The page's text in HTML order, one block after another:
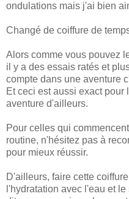
ondulations mais j'ai bien
Changé de coiffure de
Alors comme vous pouvez
il y a des essais ratés et
compte dans une aventure
Et ceci est aussi exact
aventure d'ailleurs.
Pour celles qui
routine, n'hésitez pas à
pour mieux réussir.
D'ailleurs, faire cette
l'hydratation avec l'eau et